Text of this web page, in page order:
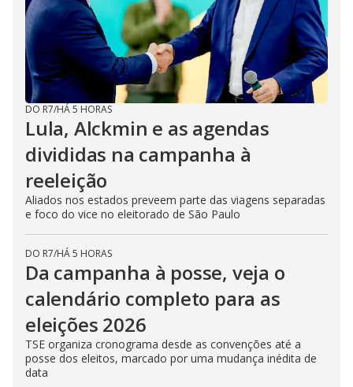
DO R7/HÁ 5 HORAS
Lula, Alckmin e as agendas
divididas na campanha à
reeleição
Aliados nos estados preveem parte das viagens separadas
e foco do vice no eleitorado de São Paulo
DO R7/HÁ 5 HORAS
Da campanha à posse, veja o
calendário completo para as
eleições 2026
TSE organiza cronograma desde as convenções até a
posse dos eleitos, marcado por uma mudança inédita de
data